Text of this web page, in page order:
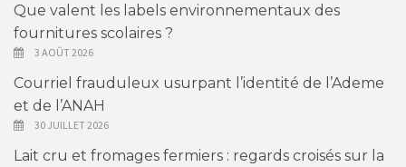
Que valent les labels environnementaux des
fournitures scolaires ?
3 AOÛT 2026
Courriel frauduleux usurpant l’identité de l’Ademe
et de l’ANAH
30 JUILLET 2026
Lait cru et fromages fermiers : regards croisés sur la